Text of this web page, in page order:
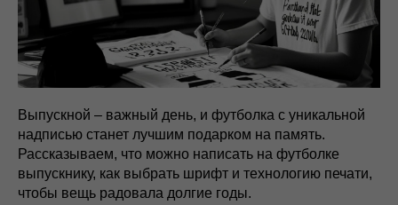
Выпускной – важный день, и футболка с уникальной
надписью станет лучшим подарком на память.
Рассказываем, что можно написать на футболке
выпускнику, как выбрать шрифт и технологию печати,
чтобы вещь радовала долгие годы.